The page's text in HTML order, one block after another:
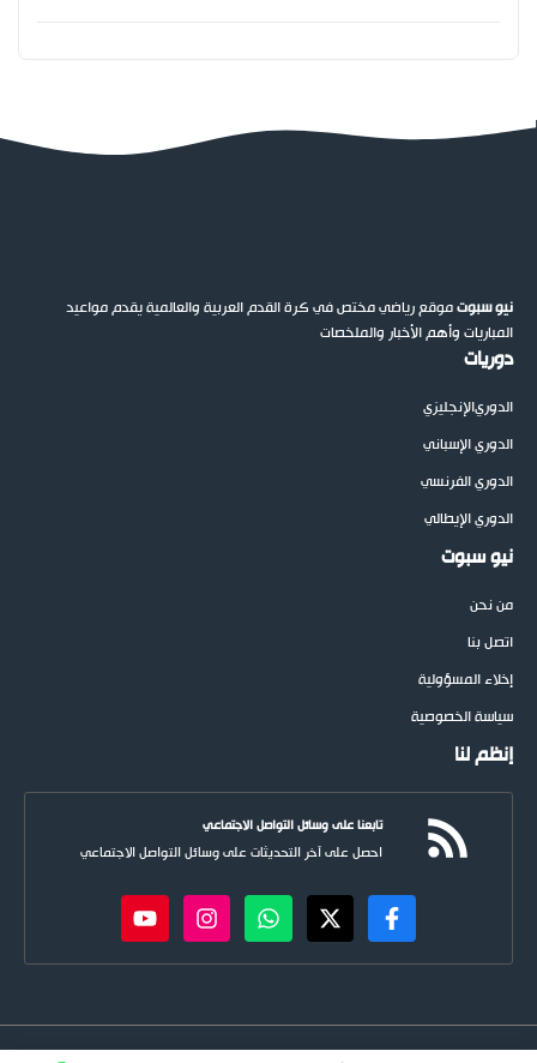
نيو سبوتموقع رياضي مختص في كرة القدم العربية والعالمية يقدم مواعيد
المباريات وأهم الأخبار والملخصات
دوريات
الدوريالإنجليزي
الدوري الإسباني
الدوري الفرنسي
الدوري الإيطالي
نيو سبوت
من نحن
اتصل بنا
إخلاء المسؤولية
سياسة الخصوصية
إنظم لنا
تابعنا على وسائل التواصل الاجتماعي
احصل على آخر التحديثات على وسائل التواصل الاجتماعي